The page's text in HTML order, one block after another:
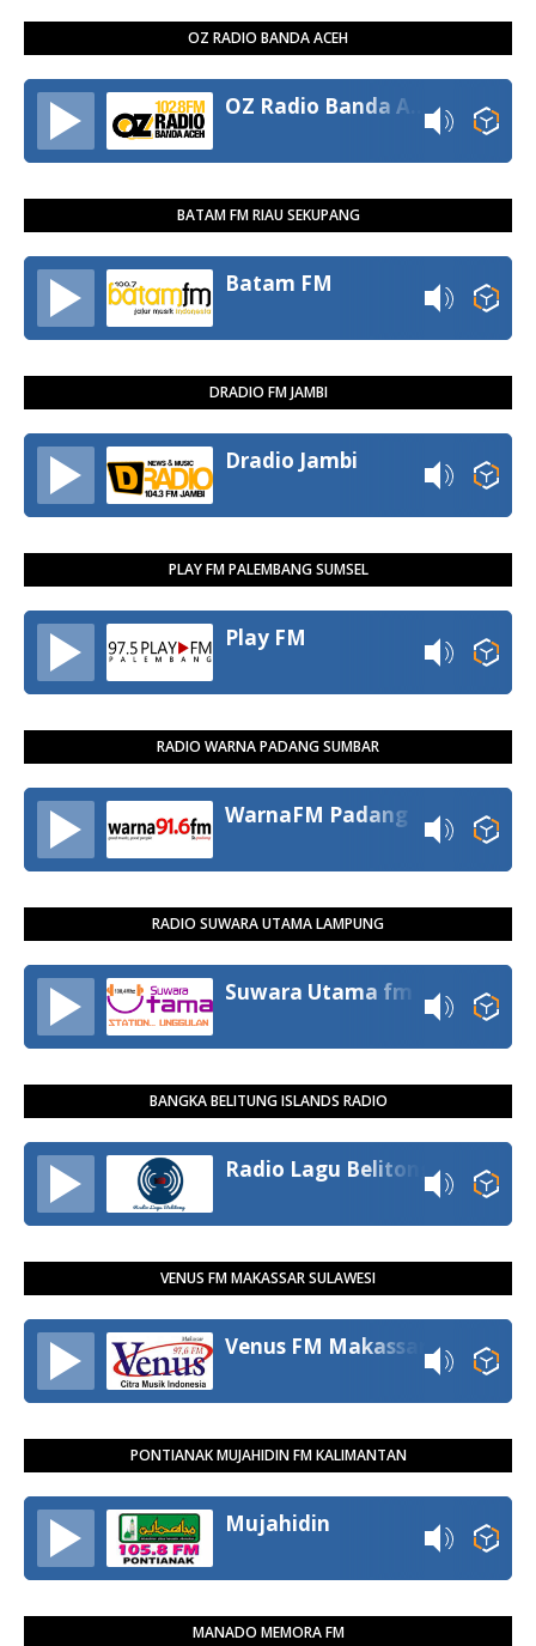
OZ RADIO BANDA ACEH
BATAM FM RIAU SEKUPANG
Batam FM
DRADIO FM JAMBI
Dradio Jambi
PLAY FM PALEMBANG SUMSEL
Play FM
RADIO WARNA PADANG SUMBAR
WarnaFM Padang
RADIO SUWARA UTAMA LAMPUNG
Suwara Utama fm
BANGKA BELITUNG ISLANDS RADIO
Radio Lagu Belitong
VENUS FM MAKASSAR SULAWESI
Venus FM Makassar
PONTIANAK MUJAHIDIN FM KALIMANTAN
Mujahidin
MANADO MEMORA FM